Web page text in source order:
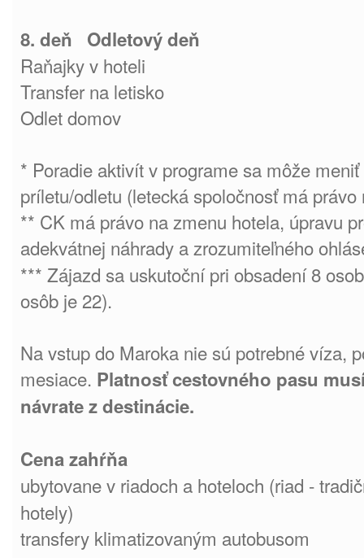
8. deň Odletový deň
Raňajky v hoteli
Transfer na letisko
Odlet domov
* Poradie aktivít v programe sa môže
príletu/odletu (letecká spoločnosť má
** CK má právo na zmenu hotela, úpravu
adekvátnej náhrady a zrozumiteľného
*** Zájazd sa uskutoční pri obsadení 8
osôb je 22).
Na vstup do Maroka nie sú potrebné víza,
mesiace. Platnosť cestovného pasu
návrate z destinácie.
Cena zahŕňa
ubytovane v riadoch a hoteloch (riad -
hotely)
transfery klimatizovaným autobusom